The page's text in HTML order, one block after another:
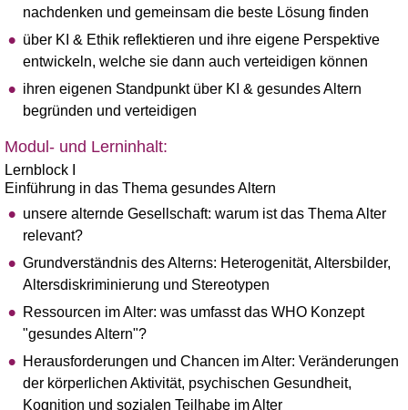
nachdenken und gemeinsam die beste Lösung finden
über KI & Ethik reflektieren und ihre eigene Perspektive
entwickeln, welche sie dann auch verteidigen können
ihren eigenen Standpunkt über KI & gesundes Altern
begründen und verteidigen
Modul- und Lerninhalt:
Lernblock I
Einführung in das Thema gesundes Altern
unsere alternde Gesellschaft: warum ist das Thema Alter
relevant?
Grundverständnis des Alterns: Heterogenität, Altersbilder,
Altersdiskriminierung und Stereotypen
Ressourcen im Alter: was umfasst das WHO Konzept
"gesundes Altern"?
Herausforderungen und Chancen im Alter: Veränderungen
der körperlichen Aktivität, psychischen Gesundheit,
Kognition und sozialen Teilhabe im Alter